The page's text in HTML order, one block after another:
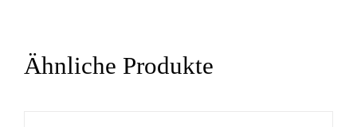
Ähnliche Produkte